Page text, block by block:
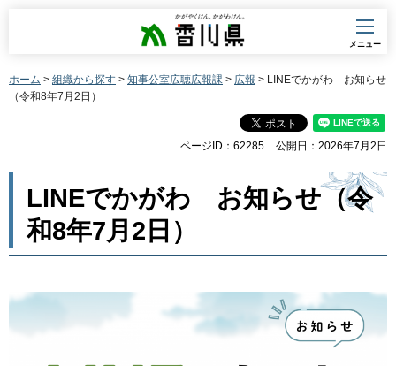
香川県
メニュー
ホーム > 組織から探す > 知事公室広聴広報課 > 広報 > LINEでかがわ お知らせ
（令和8年7月2日）
ページID：62285 公開日：2026年7月2日
LINEでかがわ お知らせ（令
和8年7月2日）